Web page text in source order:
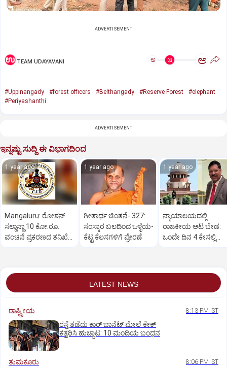
ADVERTISEMENT
TEAM UDAYAVANI ಅ ಅ
#Uppinangady #forest officers #Belthangady #Reserve Forest
#elephant
#Periyashanthi
ADVERTISEMENT
ಇನ್ನಷ್ಟು ಸುದ್ದಿ ಈ ವಿಭಾಗದಿಂದ
1 year ago
Mangaluru: ರೋಶನ್‌
ಸಲ್ಡಾನ್ಹಾ 10 ಕೋ.ರೂ.
ವಂಚನೆ ಪ್ರಕರಣದ ತನಿಖೆ
1 year ago
ಗೀತಾರ್ಥ ಚಿಂತನೆ- 327:
ಸಂಸ್ಕಾರ ಬಲದಿಂದ ಒಳ್ಳೆಯ-
ಕೆಟ್ಟ ಕೆಲಸಗಳಿಗೆ ಪ್ರೇರಣೆ
1 year ago
ನ್ಯಾಯಾಲಯದಲ್ಲಿ
ರಾಜಕೀಯ ಆಟ ಬೇಡ:
ಒಂದೇ ದಿನ 4 ಕೇಸಲ್ಲಿ
LATEST NEWS
ರಾಷ್ಟ್ರೀಯ 8:13 PM IST
ರಸ್ತೆ ತಡೆದು ಕಾರ್ ಬಾನೆಟ್ ಮೇಲೆ ಕೇಕ್
ಕತ್ತರಿಸಿ ಹುಚ್ಚಾಟ: 10 ಮಂದಿಯ ಬಂಧನ
ತುಮಕೂರು 8:06 PM IST